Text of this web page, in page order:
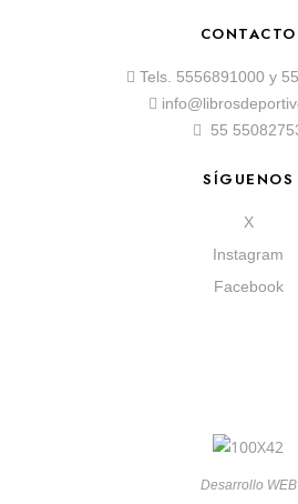
CONTACTO
Tels. 5556891000 y
55
SÍGUENOS
X
Instagram
Facebook
Desarrollo WEB